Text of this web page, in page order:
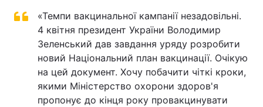
«Темпи вакцинальної кампанії незадовільні.
4 квітня президент України Володимир
Зеленський дав завдання уряду розробити
новий Національний план вакцинації. Очікую
на цей документ. Хочу побачити чіткі кроки,
якими Міністерство охорони здоров'я
пропонує до кінця року провакцинувати